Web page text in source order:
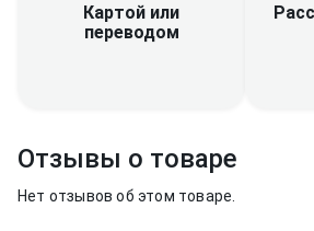
Картой или
переводом
Отзывы о товаре
Нет отзывов об этом товаре.